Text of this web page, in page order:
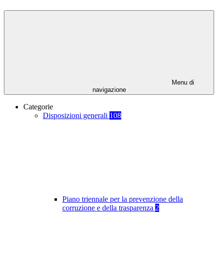
Menu di
navigazione
Categorie
Disposizioni generali 108
Piano triennale per la prevenzione della
corruzione e della trasparenza 2